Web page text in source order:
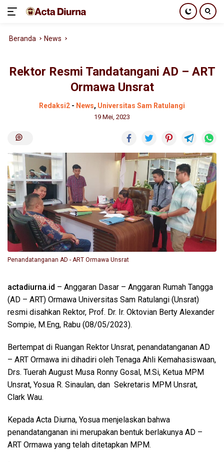
Beranda News
Rektor Resmi Tandatangani AD – ART
Ormawa Unsrat
Redaksi2 - News, Universitas Sam Ratulangi
19 Mei, 2023
Penandatanganan AD - ART Ormawa Unsrat
actadiurna.id – Anggaran Dasar – Anggaran Rumah Tangga
(AD – ART) Ormawa Universitas Sam Ratulangi (Unsrat)
resmi disahkan Rektor, Prof. Dr. Ir. Oktovian Berty Alexander
Sompie, M.Eng, Rabu (08/05/2023).
Bertempat di Ruangan Rektor Unsrat, penandatanganan AD
– ART Ormawa ini dihadiri oleh Tenaga Ahli Kemahasiswaan,
Drs. Tuerah August Musa Ronny Gosal, M.Si, Ketua MPM
Unsrat, Yosua R. Sinaulan, dan Sekretaris MPM Unsrat,
Clark Wau.
Kepada Acta Diurna, Yosua menjelaskan bahwa
penandatanganan ini merupakan bentuk berlakunya AD –
ART Ormawa yang telah ditetapkan MPM.